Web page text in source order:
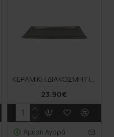
ΚΕΡΑΜΙΚΗ ΔΙΑΚΟΣΜΗΤΙΚΗ ΠΙΑΤΕΛΑ ΑΣΗΜΙ ΟΡΘΟΓΩΝΙΑ ΣΤΑΜΠΩΤΗ-38.7x16.8x3cm 16/KIB
23.90€
Άμεση Αγορά